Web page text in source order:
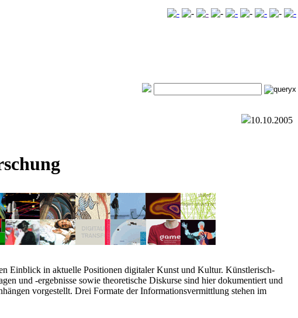
10.10.2005
Einblick in aktuelle Positionen digitaler Kunst und Kultur. Künstlerisch-
und -ergebnisse sowie theoretische Diskurse sind hier dokumentiert und
vorgestellt. Drei Formate der Informationsvermittlung stehen im